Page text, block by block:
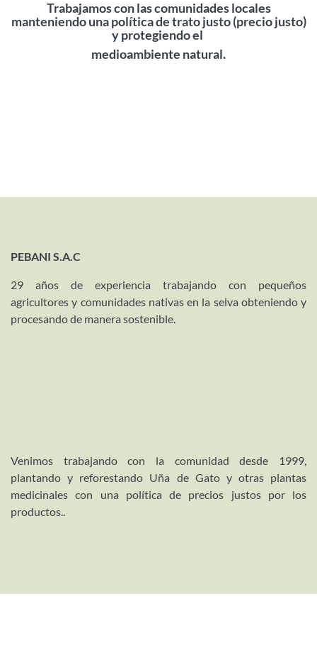
Trabajamos con las comunidades locales
manteniendo una política de trato justo (precio justo)
y protegiendo el
medioambiente natural.
PEBANI S.A.C
29 años de experiencia trabajando con pequeños
agricultores y comunidades nativas en la selva obteniendo y
procesando de manera sostenible.
Venimos trabajando con la comunidad desde 1999,
plantando y reforestando Uña de Gato y otras plantas
medicinales con una política de precios justos por los
productos..